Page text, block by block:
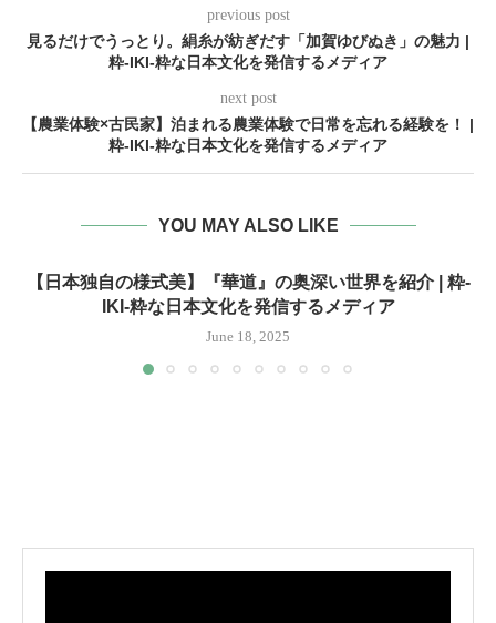
previous post
見るだけでうっとり。絹糸が紡ぎだす「加賀ゆびぬき」の魅力 |
粋-IKI-粋な日本文化を発信するメディア
next post
【農業体験×古民家】泊まれる農業体験で日常を忘れる経験を！ |
粋-IKI-粋な日本文化を発信するメディア
YOU MAY ALSO LIKE
【日本独自の様式美】『華道』の奥深い世界を紹介 | 粋-
IKI-粋な日本文化を発信するメディア
June 18, 2025